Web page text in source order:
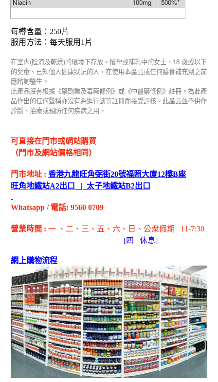
Niacin 100mg 500%*
每樽含量： 250片
服用方法：每天服用 1 片
在室内(陰涼及乾燥)的環境下存放。懷孕或哺乳中的女士、 18 歲或以下
的兒童、已知個人健康狀況的人，在使用本產品或任何膳食補充劑之前
應諮詢醫生。
此產品沒有根據《藥劑業及毒藥條例》或《中醫藥條例》註冊。為此產
品作出的任何聲稱亦沒有為進行該等註冊而接受評核。此產品並不供作
診斷、治療或預防任何疾病之用。
可直接在門市或網站購買
（門市及網站價格相同）
門市地址 : 香港九龍旺角弼街20號福照大廈12樓B座
旺角地鐵站A2出 口 | 太子地鐵站B2出 口
Whatsapp / 電話: 9560 0709
營業時間 : 一 、二、三、五 、六 、日 、公衆假期
11-7:30
[四 休息]
網上購物流程